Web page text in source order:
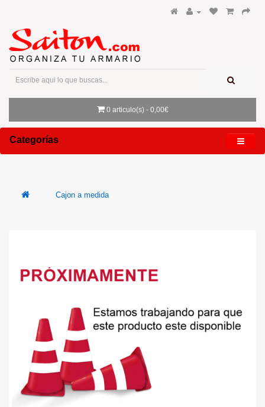
0 articulo(s) - 0,00€
Categorías
Cajon a medida